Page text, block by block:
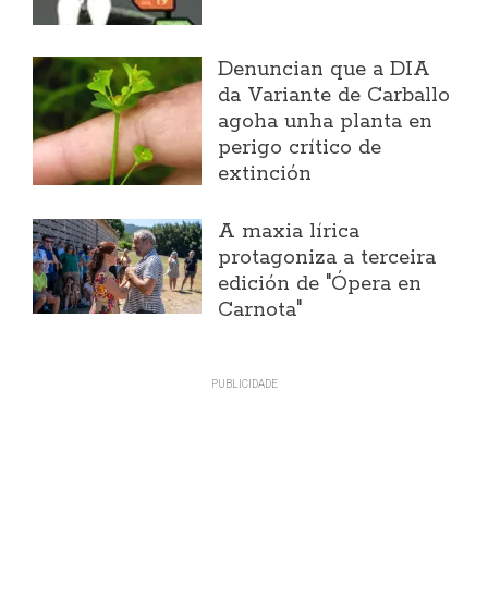
Denuncian que a DIA
da Variante de Carballo
agoha unha planta en
perigo crítico de
extinción
A maxia lírica
protagoniza a terceira
edición de "Ópera en
Carnota"